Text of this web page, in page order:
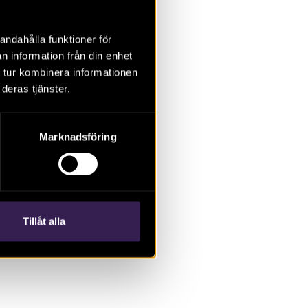
funktioner för
information från din enhet
kombinera informationen
tjänster.
Marknadsföring
Tillåt alla
under
indikerar
hällmark
än 1850